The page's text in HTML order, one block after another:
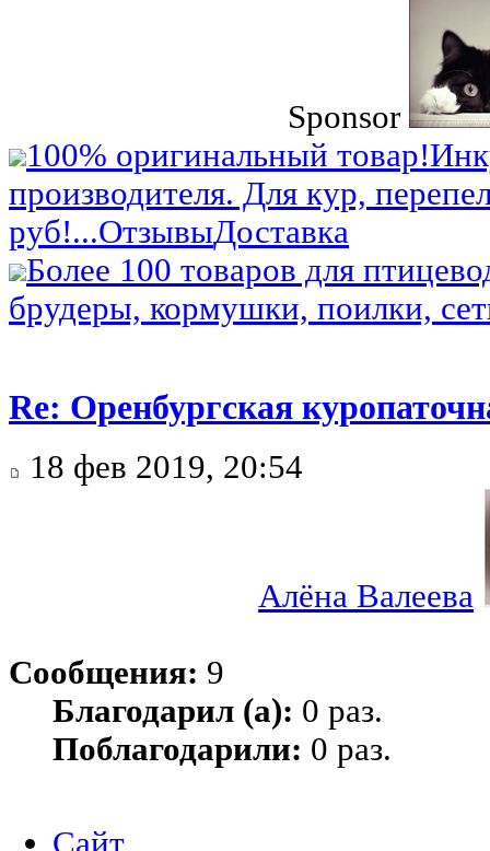
Sponsor
100% оригинальный товар!
производителя. Для кур,
руб!...ОтзывыДоставка
Более 100 товаров для
брудеры, кормушки, поилки,
Re: Оренбургская
18 фев 2019, 20:54
Алёна Валеева
Сообщения: 9
Благодарил (а): 0 раз.
Поблагодарили: 0 раз.
Сайт